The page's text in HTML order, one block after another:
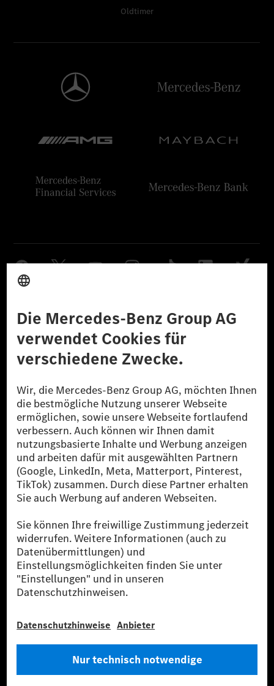
Oldtimer
Datenschutz Lizenzhinweise Dritter Barrierefreiheit
© 2026 Mercedes-Benz Group AG. Alle Rechte vorbehalten.
[1] Bilanziell CO₂-neutral bedeutet, dass nicht vermiedene oder nicht
reduzierte CO₂-Emissionen bei der Mercedes-Benz Group durch
zertifizierte Ausgleichsprojekte kompensiert werden.
[2] Renewable Charging ist ein integraler Bestandteil von MB.CHARGE
Public in Europa, den USA, Kanada und China. Sofern an der jeweiligen
Ladestation noch kein Strom aus erneuerbaren Energien vorliegt,
verwendet Renewable Charging Grünstromzertifikate*. Diese stellen
sicher, dass für Ladevorgänge über MB.CHARGE Public eine äquivalente
Strommenge aus erneuerbaren Energien ins Stromnetz eingespeist wird.
* Inkl. EKOenergy Ökolabel
* Die angegebenen Werte wurden nach dem vorgeschriebenen
Messverfahren WLTP (Worldwide harmonised Light vehicles Test
Procedure) ermittelt. Die angegebenen Spannweiten beziehen sich auf
den europäischen Markt. Der Energieverbrauch und der CO₂-Ausstoß
eines Pkw sind nicht nur von der effizienten Ausnutzung des Kraftstoffs
bzw. des Energieträgers durch den Pkw, sondern auch vom Fahrstil und
** Der Stromverbrauch wurde auf der Grundlage der VO 692/2008/EG
Fahrzeugkonfiguration.
*** Angaben zum Stromverbrauch und zur Reichweite sind vorläufig und
wurden intern nach Maßgabe der Zertifizierungsmethode „WLTP-